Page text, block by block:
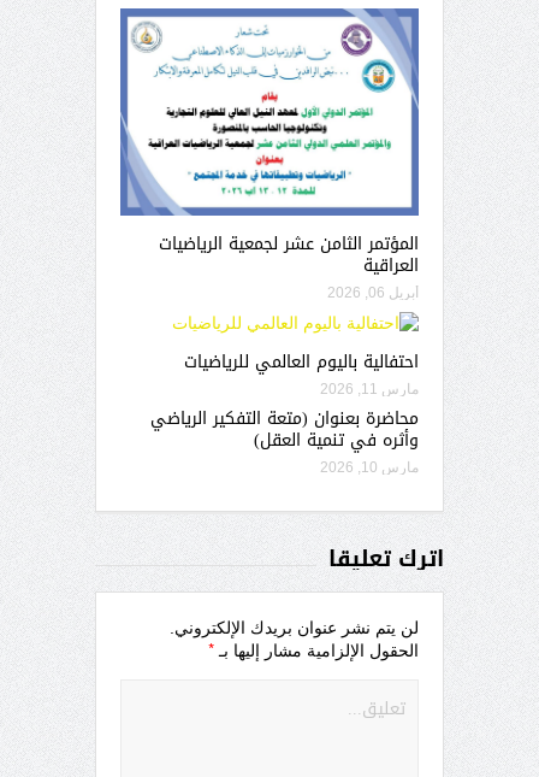
المؤتمر الثامن عشر لجمعية الرياضيات
العراقية
أبريل 06, 2026
احتفالية باليوم العالمي للرياضيات
مارس 11, 2026
محاضرة بعنوان (متعة التفكير الرياضي
وأثره في تنمية العقل)
مارس 10, 2026
اترك تعليقاً
لن يتم نشر عنوان بريدك الإلكتروني.
الحقول الإلزامية مشار إليها بـ *